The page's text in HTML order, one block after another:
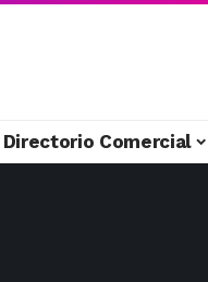
Directorio Comercial